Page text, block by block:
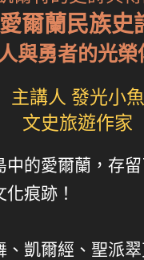
愛爾蘭民族史
與勇者的光榮
主講人 發光小魚
文史旅遊作家
中的愛爾蘭，存
痕跡！
、凱爾經、聖派